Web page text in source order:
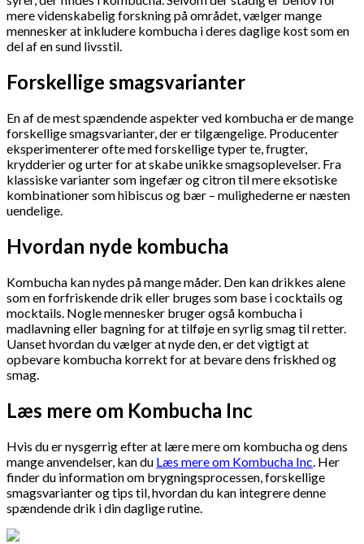
mere videnskabelig forskning på området, vælger mange
mennesker at inkludere kombucha i deres daglige kost som en
del af en sund livsstil.
Forskellige smagsvarianter
En af de mest spændende aspekter ved kombucha er de mange
forskellige smagsvarianter, der er tilgængelige. Producenter
eksperimenterer ofte med forskellige typer te, frugter,
krydderier og urter for at skabe unikke smagsoplevelser. Fra
klassiske varianter som ingefær og citron til mere eksotiske
kombinationer som hibiscus og bær – mulighederne er næsten
uendelige.
Hvordan nyde kombucha
Kombucha kan nydes på mange måder. Den kan drikkes alene
som en forfriskende drik eller bruges som base i cocktails og
mocktails. Nogle mennesker bruger også kombucha i
madlavning eller bagning for at tilføje en syrlig smag til retter.
Uanset hvordan du vælger at nyde den, er det vigtigt at
opbevare kombucha korrekt for at bevare dens friskhed og
smag.
Læs mere om Kombucha Inc
Hvis du er nysgerrig efter at lære mere om kombucha og dens
mange anvendelser, kan du Læs mere om Kombucha Inc . Her
finder du information om brygningsprocessen, forskellige
smagsvarianter og tips til, hvordan du kan integrere denne
spændende drik i din daglige rutine.